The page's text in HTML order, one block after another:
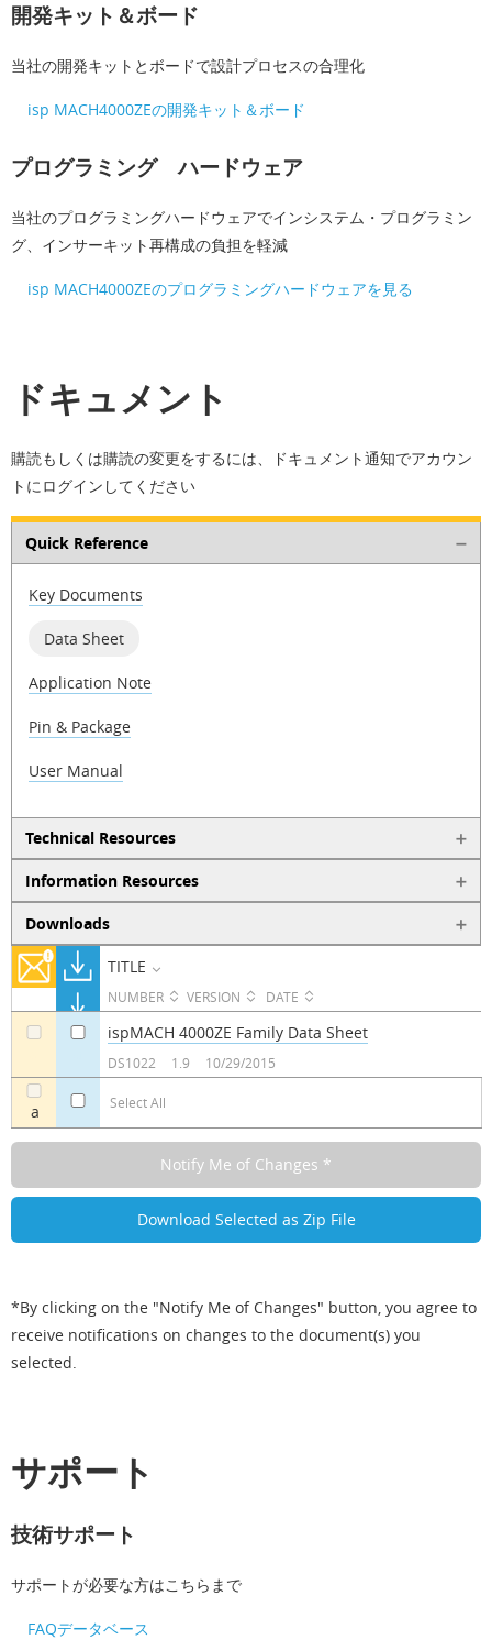
開発キット＆ボード
当社の開発キットとボードで設計プロセスの合理化
isp MACH4000ZEの開発キット＆ボード
プログラミング ハードウェア
当社のプログラミングハードウェアでインシステム・プログラミン
グ、インサーキット再構成の負担を軽減
isp MACH4000ZEのプログラミングハードウェアを見る
ドキュメント
購読もしくは購読の変更をするには、ドキュメント通知でアカウン
トにログインしてください
Quick Reference
Key Documents
Data Sheet
Application Note
Pin & Package
User Manual
Technical Resources
Information Resources
Downloads
TITLE
NUMBER VERSION DATE
a Select All
ispMACH 4000ZE Family Data Sheet
DS1022 1.9 10/29/2015
*By clicking on the "Notify Me of Changes" button, you agree to
receive notifications on changes to the document(s) you
selected.
サポート
技術サポート
サポートが必要な方はこちらまで
FAQデータベース